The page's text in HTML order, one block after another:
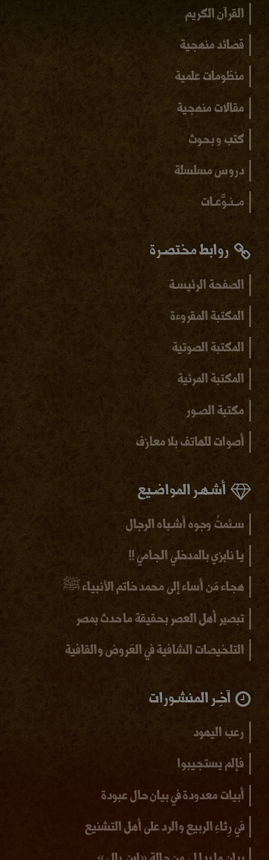
القرآن الكريم
قصائد منهجية
منظومات علمية
مقالات منهجية
كتب و بحوث
دروس مسلسلة
مــنـوَّعـات
روابط مختصـرة
الصفحة الرئيسـة
المكتبة المقروءة
المكتبة الصوتية
المكتبة المرئية
مكتبة الصـور
أصوات للهاتف بلامعازف
أشـهـر المواضـيع
سـئمتُ وجوه أشـباه الرجال
يا نابزي بالمدخلي الجامي !!
هجاء مَن أساء إلى محمد خاتم الأنبياء ﷺ
تبصير أهل العصر بحقيقة ما حدث بمصر
التلخيصات الشافية في العَروض والقافية
آخِـر المنشـورات
رعب اليهود
فإلم يستجيبوا
أبيات معدودة في بيان حال عبودة
في رِثاءِ الربيع والرد على أهل التشنيع